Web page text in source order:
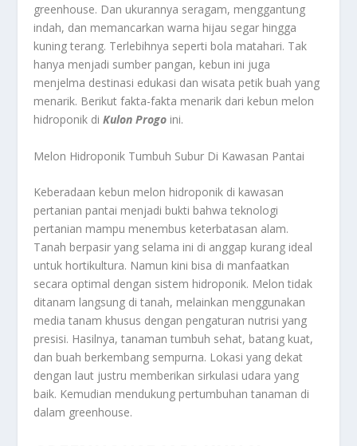
greenhouse. Dan ukurannya seragam, menggantung
indah, dan memancarkan warna hijau segar hingga
kuning terang. Terlebihnya seperti bola matahari. Tak
hanya menjadi sumber pangan, kebun ini juga
menjelma destinasi edukasi dan wisata petik buah yang
menarik. Berikut fakta-fakta menarik dari kebun melon
hidroponik diKulon Progo ini.
Melon Hidroponik Tumbuh Subur Di Kawasan Pantai
Keberadaan kebun melon hidroponik di kawasan
pertanian pantai menjadi bukti bahwa teknologi
pertanian mampu menembus keterbatasan alam.
Tanah berpasir yang selama ini di anggap kurang ideal
untuk hortikultura. Namun kini bisa di manfaatkan
secara optimal dengan sistem hidroponik. Melon tidak
ditanam langsung di tanah, melainkan menggunakan
media tanam khusus dengan pengaturan nutrisi yang
presisi. Hasilnya, tanaman tumbuh sehat, batang kuat,
dan buah berkembang sempurna. Lokasi yang dekat
dengan laut justru memberikan sirkulasi udara yang
baik. Kemudian mendukung pertumbuhan tanaman di
dalam greenhouse.